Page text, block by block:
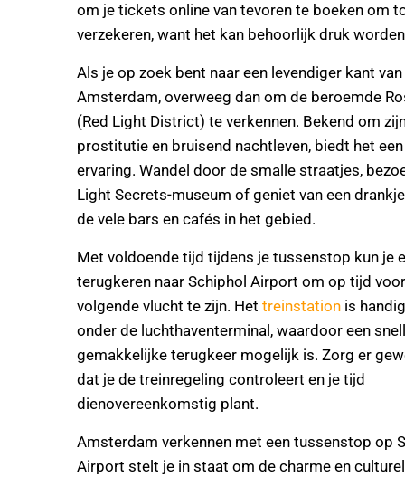
om je tickets online van tevoren te boeken om
verzekeren, want het kan behoorlijk druk
Als je op zoek bent naar een levendiger kant van
Amsterdam, overweeg dan om de beroemde
(Red Light District) te verkennen. Bekend om
prostitutie en bruisend nachtleven, biedt het
ervaring. Wandel door de smalle straatjes,
Light Secrets-museum of geniet van een
de vele bars en cafés in het gebied.
Met voldoende tijd tijdens je tussenstop kun je
terugkeren naar Schiphol Airport om op tijd
volgende vlucht te zijn. Het treinstation is
onder de luchthaventerminal, waardoor een
gemakkelijke terugkeer mogelijk is. Zorg er
dat je de treinregeling controleert en je tijd
dienovereenkomstig plant.
Amsterdam verkennen met een tussenstop op
Airport stelt je in staat om de charme en